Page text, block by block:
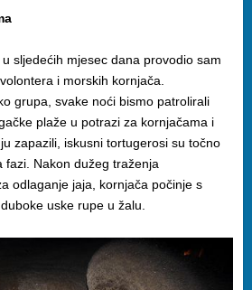
sljedećih mjesec dana provodio sam
i morskih kornjača.
grupa, svake noći bismo patrolirali
plaže u potrazi za kornjačama i
zapazili, iskusni tortugerosi su točno
fazi. Nakon dužeg traženja
odlaganje jaja, kornjača počinje s
uske rupe u žalu.